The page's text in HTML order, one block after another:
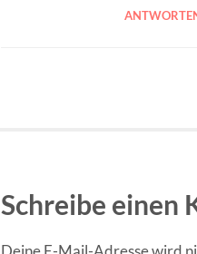
Schreibe einen